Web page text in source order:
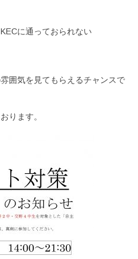
に通っておられない
囲気を見てもらえるチャンスで
ります。